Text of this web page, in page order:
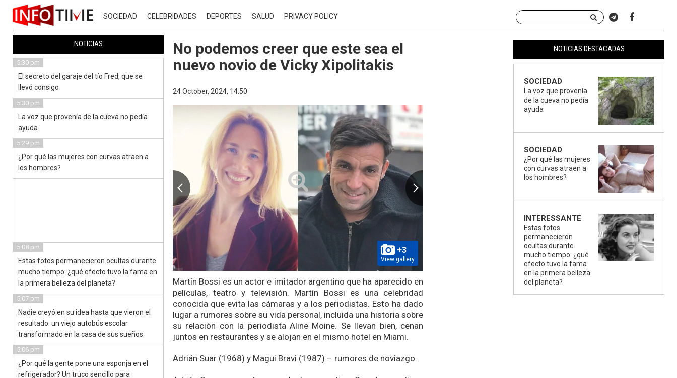
SOCIEDAD CELEBRIDADES DEPORTES SALUD PRIVACY POLICY
No podemos creer que este sea el
nuevo novio de Vicky Xipolitakis
24 October, 2024, 14:50
+3
View gallery
Martín Bossi es un actor e imitador argentino que ha aparecido en
películas, teatro y televisión. Martín Bossi es una celebridad
conocida que evita las cámaras y a los periodistas. Esto ha dado
lugar a rumores sobre su vida personal, incluida una historia sobre
su relación con la periodista Aline Moine. Se llevan bien, cenan
juntos en restaurantes y se alojan en el mismo hotel en Miami.
Adrián Suar (1968) y Magui Bravi (1987) – rumores de noviazgo.
NOTICIAS DESTACADAS
SOCIEDAD
La voz que provenía
de la cueva no pedía
ayuda
SOCIEDAD
¿Por qué las mujeres
con curvas atraen a
los hombres?
INTERESSANTE
Estas fotos
permanecieron
ocultas durante
mucho tiempo: ¿qué
efecto tuvo la fama
en la primera belleza
del planeta?
NOTICIAS
5:30 pm
El secreto del garaje del tío Fred, que se
llevó consigo
5:30 pm
La voz que provenía de la cueva no pedía
ayuda
5:29 pm
¿Por qué las mujeres con curvas atraen a
los hombres?
5:08 pm
Estas fotos permanecieron ocultas durante
mucho tiempo: ¿qué efecto tuvo la fama en
la primera belleza del planeta?
5:07 pm
Nadie creyó en su idea hasta que vieron el
resultado: un viejo autobús escolar
transformado en la casa de sus sueños
5:06 pm
¿Por qué la gente pone una esponja en el
refrigerador? Un truco sencillo para